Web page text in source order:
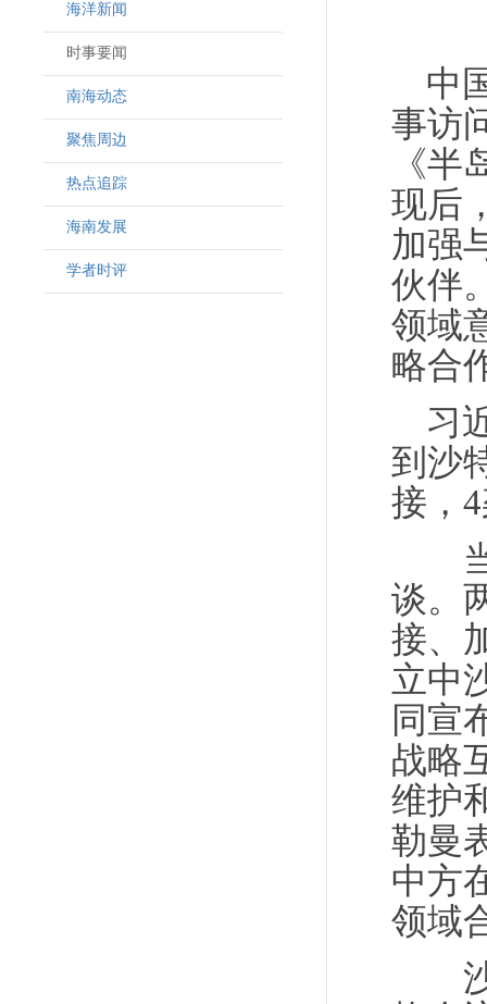
海洋新闻
时事要闻
南海动态
聚焦周边
热点追踪
海南发展
学者时评
中
事访
《
现后
加强
伙伴
领域
略合
习
到沙
接，
当
谈。
接、
立中
同宣
战略
维护
勒曼
中方
领域
沙